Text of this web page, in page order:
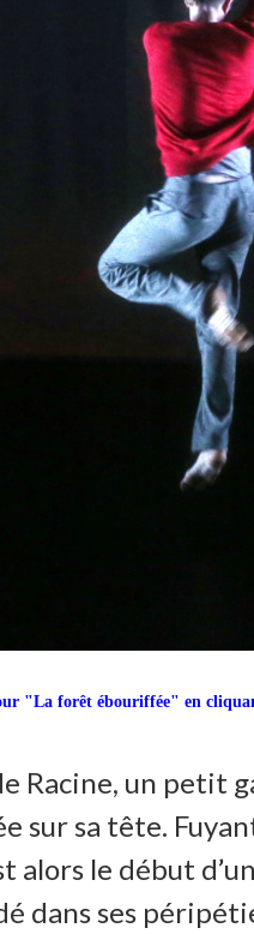
"La forêt ébouriffée" en
un petit
sur sa tête.
alors le début
dans ses